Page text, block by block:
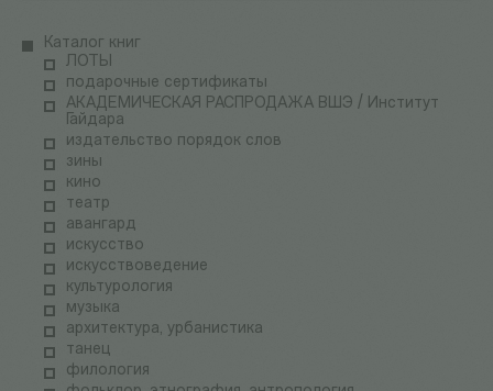
Каталог книг
ЛОТЫ
подарочные сертификаты
АКАДЕМИЧЕСКАЯ РАСПРОДАЖА ВШЭ / Институт
Гайдара
издательство порядок слов
зины
кино
театр
авангард
искусство
искусствоведение
культурология
музыка
архитектура, урбанистика
танец
филология